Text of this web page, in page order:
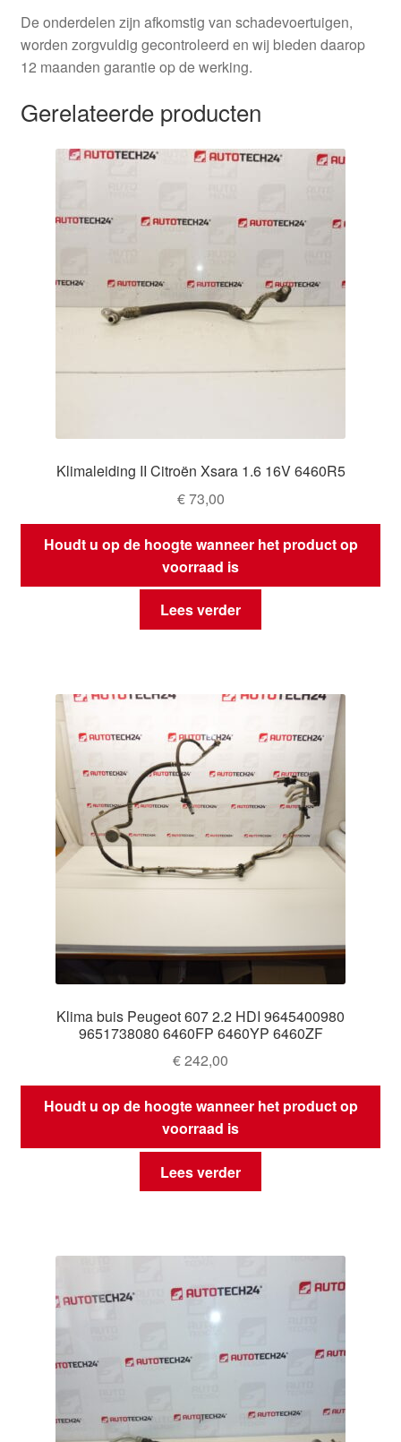
De onderdelen zijn afkomstig van schadevoertuigen,
worden zorgvuldig gecontroleerd en wij bieden daarop
12 maanden garantie op de werking.
Gerelateerde producten
Klimaleiding II Citroën Xsara 1.6 16V 6460R5
€73,00
Houdt u op de hoogte wanneer het product op
voorraad is
Lees verder
Klima buis Peugeot 607 2.2 HDI 9645400980
9651738080 6460FP 6460YP 6460ZF
€242,00
Houdt u op de hoogte wanneer het product op
voorraad is
Lees verder